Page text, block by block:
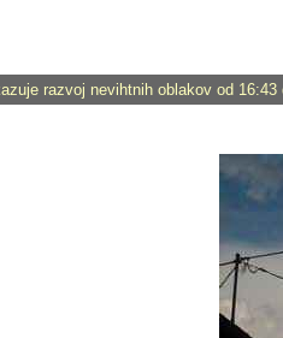
razvoj nevihtnih oblakov od